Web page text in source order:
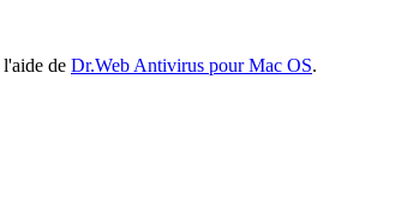
de Dr.Web Antivirus pour Mac OS.